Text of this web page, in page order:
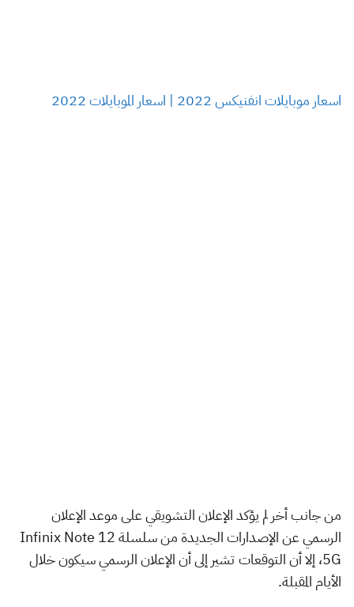
اسعار موبايلات انفنيكس 2022 | اسعار الموبايلات 2022
من جانب أخر لم يؤكد الإعلان التشويقي على موعد الإعلان
الرسمي عن الإصدارات الجديدة من سلسلة Infinix Note 12
5G، إلا أن التوقعات تشير إلى أن الإعلان الرسمي سيكون خلال
الأيام المقبلة.